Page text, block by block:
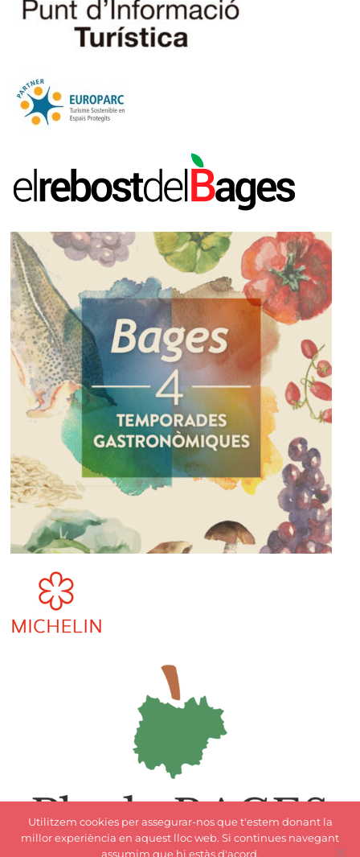
Utilitzem cookies per assegurar-nos que t'estem donant la
millor experiència en aquest lloc web. Si continues navegant
assumim que hi estàs d'acord.